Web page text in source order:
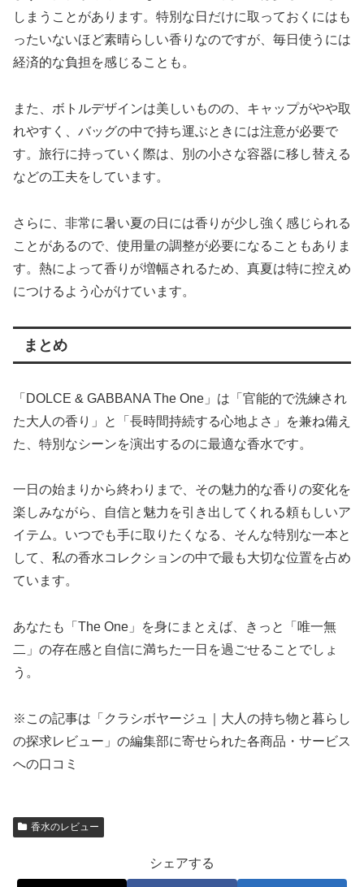
しまうことがあります。特別な日だけに取っておくにはも
ったいないほど素晴らしい香りなのですが、毎日使うには
経済的な負担を感じることも。
また、ボトルデザインは美しいものの、キャップがやや取
れやすく、バッグの中で持ち運ぶときには注意が必要で
す。旅行に持っていく際は、別の小さな容器に移し替える
などの工夫をしています。
さらに、非常に暑い夏の日には香りが少し強く感じられる
ことがあるので、使用量の調整が必要になることもありま
す。熱によって香りが増幅されるため、真夏は特に控えめ
につけるよう心がけています。
まとめ
「DOLCE & GABBANA The One」は「官能的で洗練され
た大人の香り」と「長時間持続する心地よさ」を兼ね備え
た、特別なシーンを演出するのに最適な香水です。
一日の始まりから終わりまで、その魅力的な香りの変化を
楽しみながら、自信と魅力を引き出してくれる頼もしいア
イテム。いつでも手に取りたくなる、そんな特別な一本と
して、私の香水コレクションの中で最も大切な位置を占め
ています。
あなたも「The One」を身にまとえば、きっと「唯一無
二」の存在感と自信に満ちた一日を過ごせることでしょ
う。
※この記事は「クラシボヤージュ｜大人の持ち物と暮らし
の探求レビュー」の編集部に寄せられた各商品・サービス
への口コミ
香水のレビュー
シェアする